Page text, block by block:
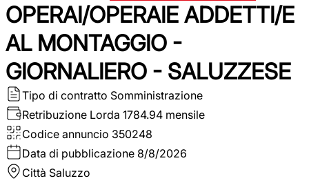
OPERAI/OPERAIE ADDETTI/E
AL MONTAGGIO -
GIORNALIERO - SALUZZESE
Tipo di contratto Somministrazione
Retribuzione Lorda 1784.94 mensile
Codice annuncio 350248
Data di pubblicazione 8/8/2026
Città Saluzzo